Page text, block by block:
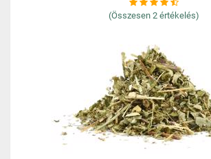
(Összesen 2 értékelés)